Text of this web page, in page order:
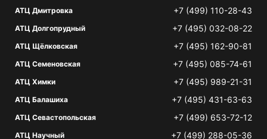
АТЦ Дмитровка +7 (499) 110-28-43
АТЦ Долгопрудный +7 (495) 032-08-22
АТЦ Щёлковская +7 (495) 162-90-81
АТЦ Семеновская +7 (495) 085-74-61
АТЦ Химки +7 (495) 989-21-31
АТЦ Балашиха +7 (495) 431-63-63
АТЦ Севастопольская +7 (499) 653-72-12
АТЦ Научный +7 (499) 288-05-36